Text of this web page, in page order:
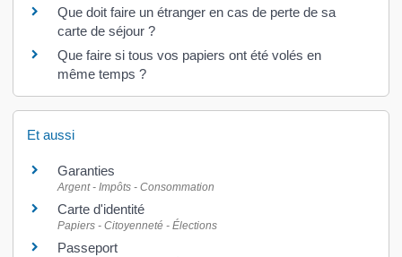
Que doit faire un étranger en cas de perte de sa
carte de séjour ?
Que faire si tous vos papiers ont été volés en
même temps ?
Et aussi
Garanties
Argent - Impôts - Consommation
Carte d'identité
Papiers - Citoyenneté - Élections
Passeport